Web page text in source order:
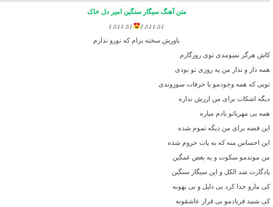
متن آهنگ سیگار سنگین امیر دل خاک
♪♫♪♪♫♪
♪♫♪♪♫♪
باورش سخته برام که تورو ندارم
کاش هرگز نمیومدی توی روزگارم
همه دار و ندار من یه روزی تو بودی
تویی که همه وجودمو با حرفات سوزوندی
دیگه اشکات برای من ارزش نداره
همه بی مهریاتو یادم میاره
این قصه برای من دیگه تموم شده
این احساس منه که به پات حروم شده
من موندمو سکوت و یه بغض غمگین
یادگارت شد الکل و این سیگار سنگین
کی مارو جدا کرد بی دلیل و بی بهونه
کی شنید فریادمو بی قرار عاشقونه